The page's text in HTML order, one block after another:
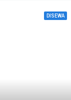
DISEWA